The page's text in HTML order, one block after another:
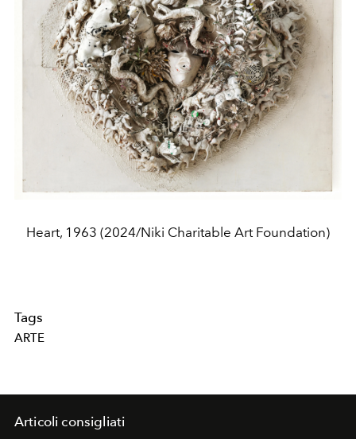
Heart, 1963 (2024/Niki Charitable Art Foundation)
Tags
ARTE
Articoli consigliati